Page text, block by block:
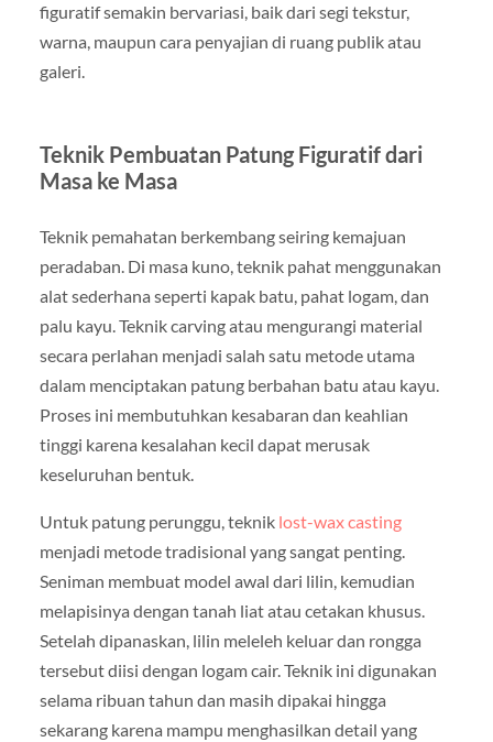
figuratif semakin bervariasi, baik dari segi tekstur,
warna, maupun cara penyajian di ruang publik atau
galeri.
Teknik Pembuatan Patung Figuratif dari
Masa ke Masa
Teknik pemahatan berkembang seiring kemajuan
peradaban. Di masa kuno, teknik pahat menggunakan
alat sederhana seperti kapak batu, pahat logam, dan
palu kayu. Teknik carving atau mengurangi material
secara perlahan menjadi salah satu metode utama
dalam menciptakan patung berbahan batu atau kayu.
Proses ini membutuhkan kesabaran dan keahlian
tinggi karena kesalahan kecil dapat merusak
keseluruhan bentuk.
Untuk patung perunggu, teknik lost-wax casting
menjadi metode tradisional yang sangat penting.
Seniman membuat model awal dari lilin, kemudian
melapisinya dengan tanah liat atau cetakan khusus.
Setelah dipanaskan, lilin meleleh keluar dan rongga
tersebut diisi dengan logam cair. Teknik ini digunakan
selama ribuan tahun dan masih dipakai hingga
sekarang karena mampu menghasilkan detail yang